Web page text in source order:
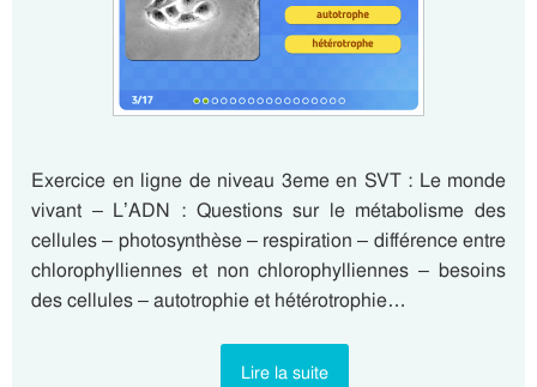
Exercice en ligne de niveau 3eme en SVT : Le monde
vivant – L’ADN : Questions sur le métabolisme des
cellules – photosynthèse – respiration – différence entre
chlorophylliennes et non chlorophylliennes – besoins
des cellules – autotrophie et hétérotrophie…
Lire la suite